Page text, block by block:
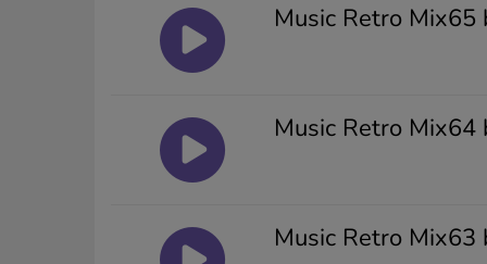
Music Retro Mix65
Music Retro Mix64
Music Retro Mix63